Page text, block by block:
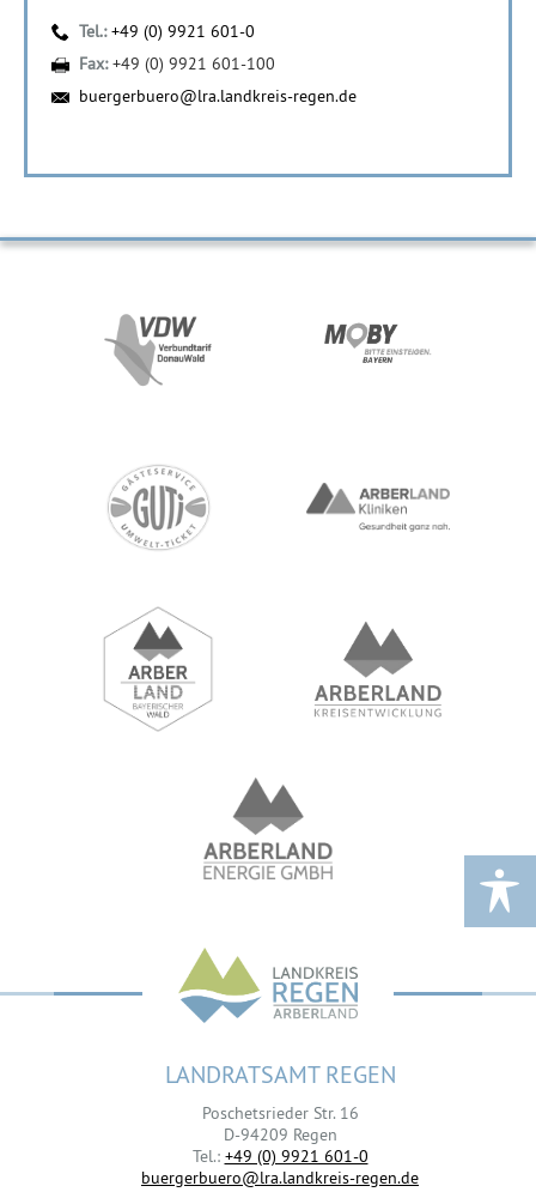
Tel.:+49 (0) 9921 601-0
Fax:+49 (0) 9921 601-100
buergerbuero@lra.landkreis-regen.de
LANDRATSAMT REGEN
Poschetsrieder Str. 16
D-94209 Regen
Tel.: +49 (0) 9921 601-0
buergerbuero@lra.landkreis-regen.de